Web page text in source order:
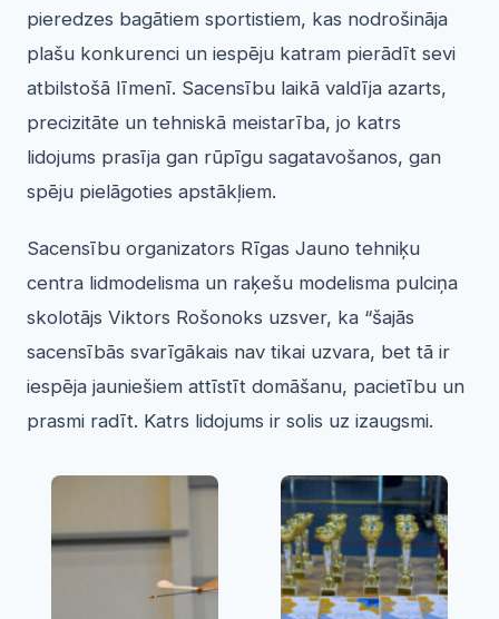
pieredzes bagātiem sportistiem, kas nodrošināja
plašu konkurenci un iespēju katram pierādīt sevi
atbilstošā līmenī. Sacensību laikā valdīja azarts,
precizitāte un tehniskā meistarība, jo katrs
lidojums prasīja gan rūpīgu sagatavošanos, gan
spēju pielāgoties apstākļiem.
Sacensību organizators Rīgas Jauno tehniķu
centra lidmodelisma un raķešu modelisma pulciņa
skolotājs Viktors Rošonoks uzsver, ka “šajās
sacensībās svarīgākais nav tikai uzvara, bet tā ir
iespēja jauniešiem attīstīt domāšanu, pacietību un
prasmi radīt. Katrs lidojums ir solis uz izaugsmi.